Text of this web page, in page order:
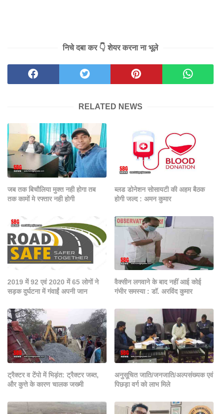
निचे दबा कर 👇 शेयर करना ना भूले
RELATED NEWS
जब तक बिचौलिया मुक्त नही होगा तब
तक कामों मे रफ्तार नही होगी
ब्लड डोनेशन सोसायटी की अहम बैठक
होगी जल्द : अमन कुमार
2019 में 92 एवं 2020 में 65 लोगों ने
सड़क दुर्घटना में गंवाईं अपनी जान
वैक्सीन लगवाने के बाद नहीं आई कोई
गंभीर समस्या : डॉ. अरविंद कुमार
ट्रैक्टर व टेंपो में भिड़ंत: ट्रैक्टर जब्त,
और कुत्ते के कारण चालक जख्मी
अनुसूचित जाति/जनजाति/अल्पसंख्यक एवं
पिछड़ा वर्ग को लाभ मिले